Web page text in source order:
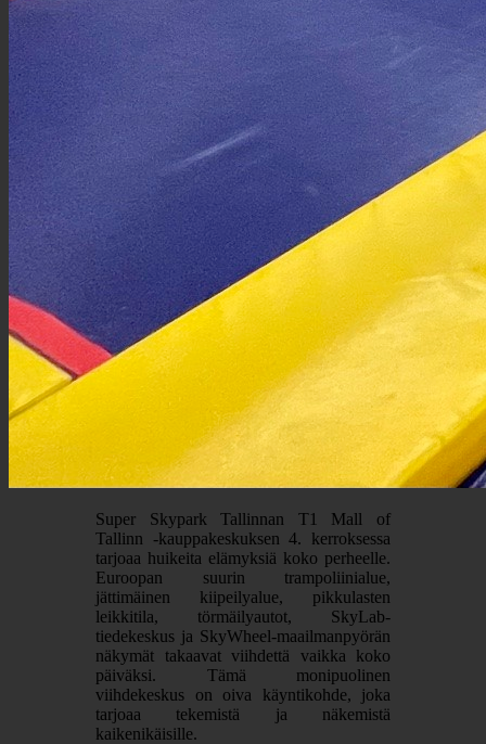
Super Skypark Tallinnan T1 Mall of
Tallinn -kauppakeskuksen 4. kerroksessa
tarjoaa huikeita elämyksiä koko perheelle.
Euroopan suurin trampoliinialue,
jättimäinen kiipeilyalue, pikkulasten
leikkitila, törmäilyautot, SkyLab-
tiedekeskus ja SkyWheel-maailmanpyörän
näkymät takaavat viihdettä vaikka koko
päiväksi. Tämä monipuolinen
viihdekeskus on oiva käyntikohde, joka
tarjoaa tekemistä ja näkemistä
kaikenikäisille.